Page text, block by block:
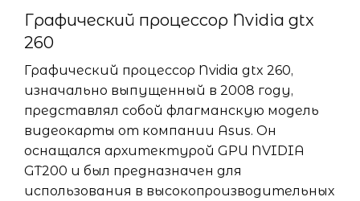
Графический процессор Nvidia gtx
260
Графический процессор Nvidia gtx 260,
изначально выпущенный в 2008 году,
представлял собой флагманскую модель
видеокарты от компании Asus. Он
оснащался архитектурой GPU NVIDIA
GT200 и был предназначен для
использования в высокопроизводительных